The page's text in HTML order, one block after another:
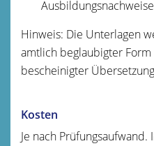
Ausbildungsnachweise
Hinweis: Die Unterlagen
amtlich beglaubigter
bescheinigter
Kosten
Je nach Prüfungsaufwand.